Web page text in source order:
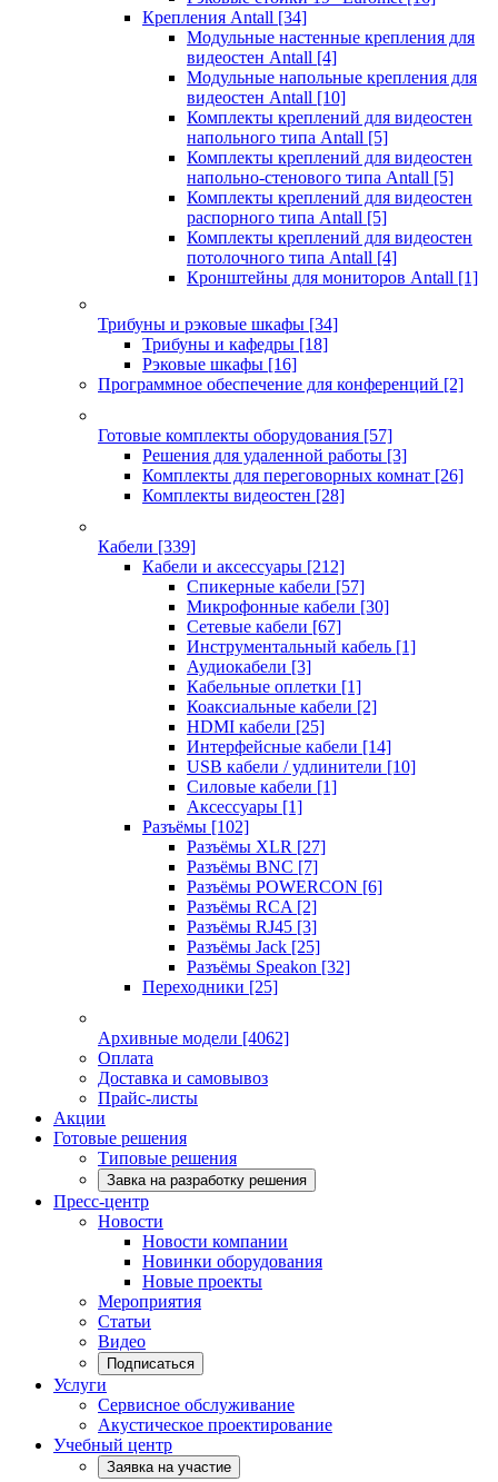
Крепления Antall [34]
Модульные настенные крепления для
видеостен Antall [4]
Модульные напольные крепления для
видеостен Antall [10]
Комплекты креплений для видеостен
напольного типа Antall [5]
Комплекты креплений для видеостен
напольно-стенового типа Antall [5]
Комплекты креплений для видеостен
распорного типа Antall [5]
Комплекты креплений для видеостен
потолочного типа Antall [4]
Кронштейны для мониторов Antall [1]
Трибуны и рэковые шкафы [34]
Трибуны и кафедры [18]
Рэковые шкафы [16]
Программное обеспечение для конференций [2]
Готовые комплекты оборудования [57]
Решения для удаленной работы [3]
Комплекты для переговорных комнат [26]
Комплекты видеостен [28]
Кабели [339]
Кабели и аксессуары [212]
Спикерные кабели [57]
Микрофонные кабели [30]
Сетевые кабели [67]
Инструментальный кабель [1]
Аудиокабели [3]
Кабельные оплетки [1]
Коаксиальные кабели [2]
HDMI кабели [25]
Интерфейсные кабели [14]
USB кабели / удлинители [10]
Силовые кабели [1]
Аксессуары [1]
Разъёмы [102]
Разъёмы XLR [27]
Разъёмы BNC [7]
Разъёмы POWERCON [6]
Разъёмы RCA [2]
Разъёмы RJ45 [3]
Разъёмы Jack [25]
Разъёмы Speakon [32]
Переходники [25]
Архивные модели [4062]
Оплата
Доставка и самовывоз
Прайс-листы
Акции
Готовые решения
Типовые решения
Завка на разработку решения
Пресс-центр
Новости
Новости компании
Новинки оборудования
Новые проекты
Мероприятия
Статьи
Видео
Подписаться
Услуги
Сервисное обслуживание
Акустическое проектирование
Учебный центр
Заявка на участие